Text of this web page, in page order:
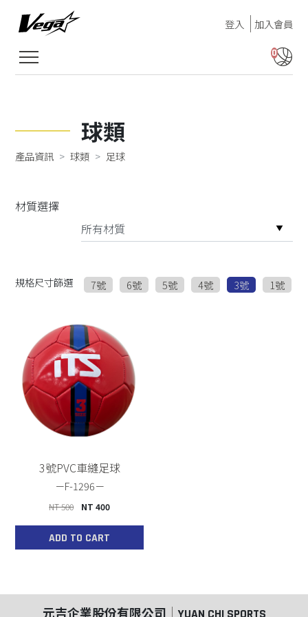
登入 加入會員
0
球類
產品資訊 球類 足球
材質選擇
規格尺寸篩選 7號 6號 5號 4號 3號 1號
3號PVC車縫足球
F-1296
NT 500 NT 400
ADD TO CART
元吉企業股份有限公司